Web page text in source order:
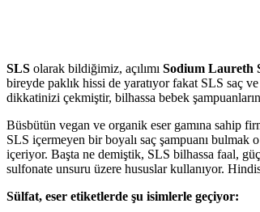
SLS olarak bildiğimiz, açılımı Sodium Laureth
bireyde paklık hissi de yaratıyor fakat SLS saç
dikkatinizi çekmiştir, bilhassa bebek
Büsbütün vegan ve organik eser gamına sahip
SLS içermeyen bir boyalı saç şampuanı
içeriyor. Başta ne demiştik, SLS bilhassa faal,
sulfonate unsuru üzere hususlar kullanıyor.
Sülfat, eser etiketlerde şu isimlerle geçiyor: